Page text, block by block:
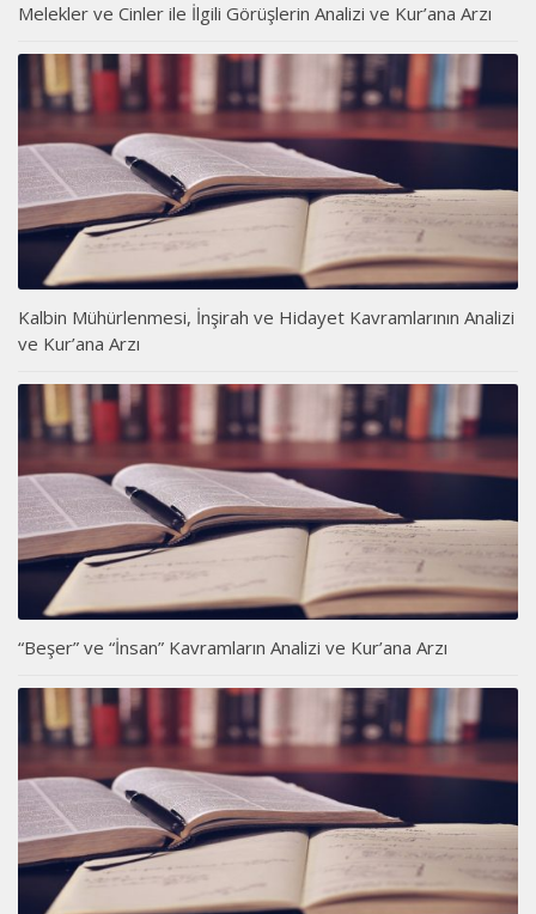
Melekler ve Cinler ile İlgili Görüşlerin Analizi ve Kur’ana Arzı
Kalbin Mühürlenmesi, İnşirah ve Hidayet Kavramlarının Analizi
ve Kur’ana Arzı
“Beşer” ve “İnsan” Kavramların Analizi ve Kur’ana Arzı